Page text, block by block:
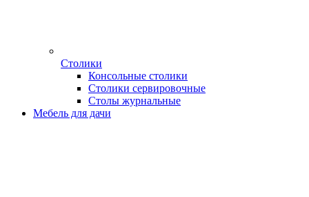
Столики
Консольные столики
Столики сервировочные
Столы журнальные
Мебель для дачи